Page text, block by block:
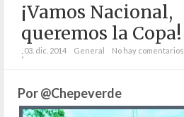
¡Vamos Nacional,
queremos la Copa!
;03. dic. 2014 General No hay comentarios
Por @Chepeverde